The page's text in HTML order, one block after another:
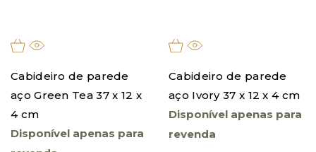
Cabideiro de parede
aço Green Tea 37 x 12 x
4 cm
Disponível apenas para
Cabideiro de parede
aço Ivory 37 x 12 x 4 cm
Disponível apenas para
revenda